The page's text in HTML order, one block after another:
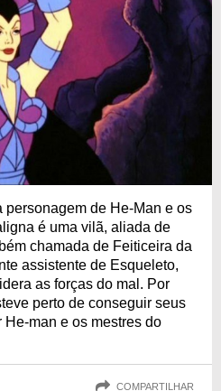
personagem de He-Man e os
é uma vilã, aliada de
chamada de Feiticeira da
assistente de Esqueleto,
as forças do mal. Por
perto de conseguir seus
man e os mestres do
COMPARTILHAR